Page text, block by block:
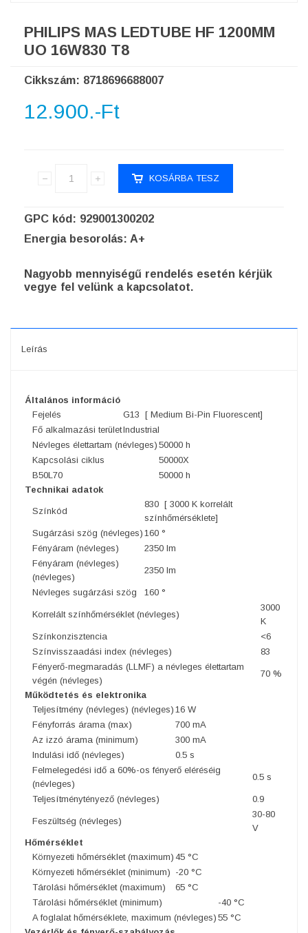
PHILIPS MAS LEDTUBE HF 1200MM
UO 16W830 T8
Cikkszám: 8718696688007
12.900.-Ft
GPC kód: 929001300202
Energia besorolás: A+
Nagyobb mennyiségű rendelés esetén kérjük
vegye fel velünk a kapcsolatot.
Leírás
Általános információ
Fejelés
G13 [ Medium Bi-Pin Fluorescent]
Fő alkalmazási területIndustrial
Névleges élettartam (névleges) 50000 h
Kapcsolási ciklus
50000X
B50L70
50000 h
Technikai adatok
Színkód
830 [ 3000 K korrelált
színhőmérséklete]
Sugárzási szög (névleges) 160 °
Fényáram (névleges)
2350 lm
Fényáram (névleges)
(névleges)
2350 lm
Névleges sugárzási szög 160 °
Korrelált színhőmérséklet (névleges)
3000
K
Színkonzisztencia
<6
Színvisszaadási index (névleges)
83
Fényerő-megmaradás (LLMF) a névleges élettartam
végén (névleges)
70 %
Működtetés és elektronika
Teljesítmény (névleges) (névleges) 16 W
Fényforrás árama (max)
700 mA
Az izzó árama (minimum)
300 mA
Indulási idő (névleges)
0.5 s
Felmelegedési idő a 60%-os fényerő eléréséig
(névleges)
0.5 s
Teljesítménytényező (névleges) 0.9
Feszültség (névleges)
30-80
V
Hőmérséklet
Környezeti hőmérséklet (maximum) 45 °C
Környezeti hőmérséklet (minimum) -20 °C
Tárolási hőmérséklet (maximum)
65 °C
Tárolási hőmérséklet (minimum)
-40 °C
A foglalat hőmérséklete, maximum (névleges) 55 °C